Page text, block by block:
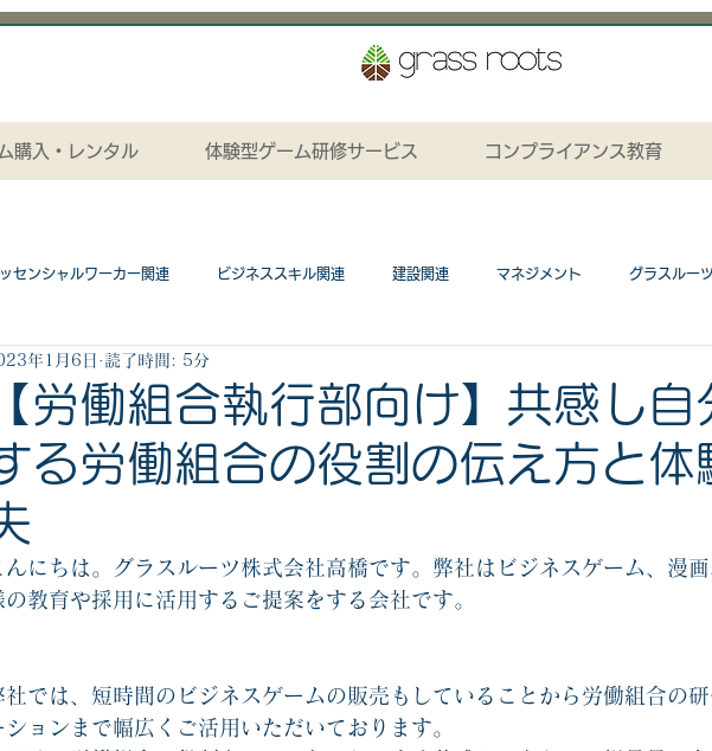
購入・レンタル 体験型ゲーム研修サービス コンプライアンス教育
センシャルワーカー関連 ビジネススキル関連 建設関連 マネジメント グラスルー
作画（セル画）アニメーション関連
物流関連 ビジネスゲーム関連 工場関連 コンプライアンス関連 研修資料無料
ム1社1箱無料サービス 協力ゲームエッセンシャル2 他人と自分を知るゲーム関連 オリジ
カルタ 中堅社員
【労働組合執行部向け】共感し自
る労働組合の役割の伝え方と体
年1月6日 読了時間: 5分
んにちは。グラスルーツ株式会社高橋です。弊社はビジネスゲーム、漫
の教育や採用に活用するご提案をする会社です。
社では、短時間のビジネスゲームの販売もしていることから労働組合の
ションまで幅広くご活用いただいております。